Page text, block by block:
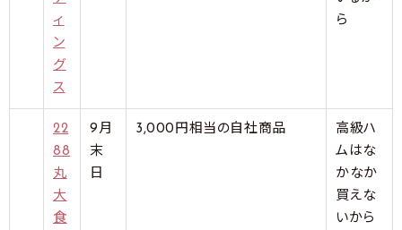
ィ
ン
グ
ス
ら
22
88
丸
大
食
9月
末
日
3,000円相当の自社商品
高級ハ
ムはな
かなか
買えな
いから